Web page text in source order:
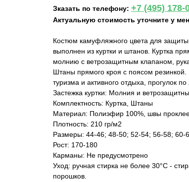
Зказать по телефону: +7 (495) 178-
Актуальную стоимость уточните у
Костюм камуфляжного цвета для
выполнен из куртки и штанов. Куртка
молнию с ветрозащитным клапаном,
Штаны прямого кроя с поясом
туризма и активного отдыха, прогулок
Застежка куртки: Молния и
Комплектность: Куртка, Штаны
Материал: Полиэфир 100%, швы
Плотность: 210 гр/м2
Размеры: 44-46; 48-50; 52-54; 56-58; 60-
Рост: 170-180
Карманы: Не предусмотрено
Уход: ручная стирка не более 30°C -
порошков.